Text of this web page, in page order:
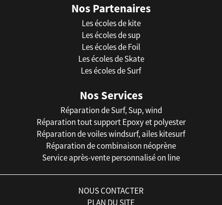
Nos Partenaires
Les écoles de kite
Les écoles de sup
Les écoles de Foil
Les écoles de Skate
Les écoles de Surf
Nos Services
Réparation de Surf, Sup, wind
Réparation tout support Epoxy et polyester
Réparation de voiles windsurf, ailes kitesurf
Réparation de combinaison néoprène
Service après-vente personnalisé on line
NOUS CONTACTER
PLAN DU SITE